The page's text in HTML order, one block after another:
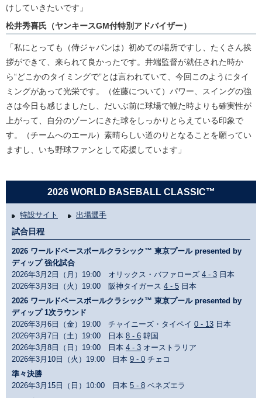
けしていきたいです」
松井秀喜氏（ヤンキースGM付特別アドバイザー）
「私にとっても（侍ジャパンは）初めての場所ですし、たくさん挨
拶ができて、来られて良かったです。井端監督が就任された時か
ら“どこかのタイミングで”とは言われていて、今回このようにタイ
ミングがあって光栄です。（佐藤について）パワー、スイングの強
さは今日も感じましたし、だいぶ前に球場で観た時よりも確実性が
上がって、自分のゾーンにきた球をしっかりとらえている印象で
す。（チームへのエール）素晴らしい道のりとなることを願ってい
ますし、いち野球ファンとして応援しています」
2026 WORLD BASEBALL CLASSIC™
特設サイト 出場選手
試合日程
2026 ワールドベースボールクラシック™ 東京プール presented by
ディップ 強化試合
2026年3月2日（月）19:00 オリックス・バファローズ 4 - 3 日本
2026年3月3日（火）19:00 阪神タイガース 4 - 5 日本
2026 ワールドベースボールクラシック™ 東京プール presented by
ディップ 1次ラウンド
2026年3月6日（金）19:00 チャイニーズ・タイペイ 0 - 13 日本
2026年3月7日（土）19:00 日本 8 - 6 韓国
2026年3月8日（日）19:00 日本 4 - 3 オーストラリア
2026年3月10日（火）19:00 日本 9 - 0 チェコ
準々決勝
2026年3月15日（日）10:00 日本 5 - 8 ベネズエラ